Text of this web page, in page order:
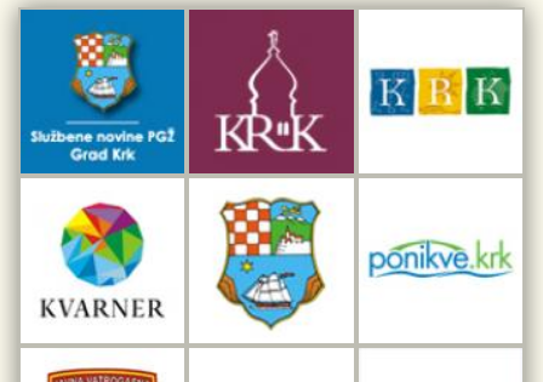
Kulturno-turistička ruta Putovima Frankopana
Dar iz Krka
Interpretacijski centar pomorske baštine